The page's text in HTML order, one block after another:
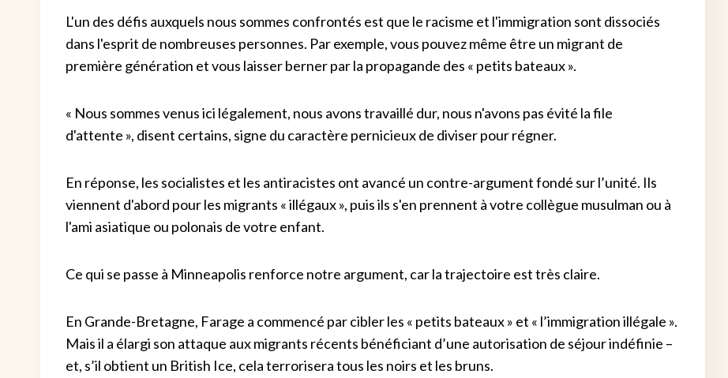
L'un des défis auxquels nous sommes confrontés est que le racisme et l'immigration sont dissociés
dans l'esprit de nombreuses personnes. Par exemple, vous pouvez même être un migrant de
première génération et vous laisser berner par la propagande des « petits bateaux ».
« Nous sommes venus ici légalement, nous avons travaillé dur, nous n'avons pas évité la file
d'attente », disent certains, signe du caractère pernicieux de diviser pour régner.
En réponse, les socialistes et les antiracistes ont avancé un contre-argument fondé sur l’unité. Ils
viennent d'abord pour les migrants « illégaux », puis ils s'en prennent à votre collègue musulman ou à
l'ami asiatique ou polonais de votre enfant.
Ce qui se passe à Minneapolis renforce notre argument, car la trajectoire est très claire.
En Grande-Bretagne, Farage a commencé par cibler les « petits bateaux » et « l’immigration illégale ».
Mais il a élargi son attaque aux migrants récents bénéficiant d’une autorisation de séjour indéfinie –
et, s’il obtient un British Ice, cela terrorisera tous les noirs et les bruns.